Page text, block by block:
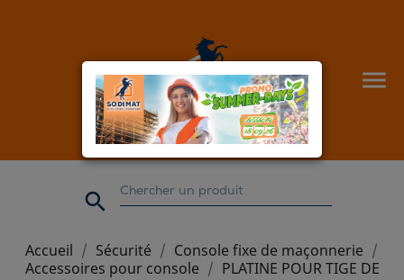


Accueil Sécurité
Console fixe de maçonnerie
Accessoires pour console
PLATINE POUR TIGE DE